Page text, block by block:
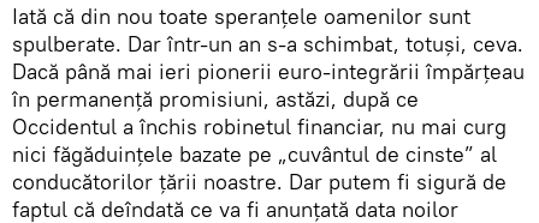
Iată că din nou toate speranţele oamenilor sunt
spulberate. Dar într-un an s-a schimbat, totuşi, ceva.
Dacă până mai ieri pionerii euro-integrării împărţeau
în permanenţă promisiuni, astăzi, după ce
Occidentul a închis robinetul financiar, nu mai curg
nici făgăduinţele bazate pe „cuvântul de cinste” al
conducătorilor ţării noastre. Dar putem fi sigură de
faptul că deîndată ce va fi anunţată data noilor